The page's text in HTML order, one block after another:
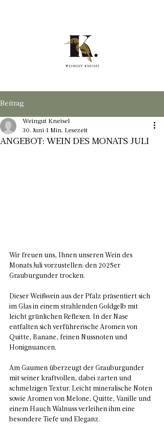
Beitrag
ANGEBOT: WEIN DES MONATS JULI
Weingut Kneisel
30. Juni 1 Min. Lesezeit
Wir freuen uns, Ihnen unseren Wein des
Monats Juli vorzustellen: den 2025er
Grauburgunder trocken.
Dieser Weißwein aus der Pfalz präsentiert sich
im Glas in einem strahlenden Goldgelb mit
leicht grünlichen Reflexen. In der Nase
entfalten sich verführerische Aromen von
Quitte, Banane, feinen Nussnoten und
Honignuancen.
Am Gaumen überzeugt der Grauburgunder
mit seiner kraftvollen, dabei zarten und
schmelzigen Textur. Leicht mineralische Noten
sowie Aromen von Melone, Quitte, Vanille und
einem Hauch Walnuss verleihen ihm eine
besondere Tiefe und Eleganz.